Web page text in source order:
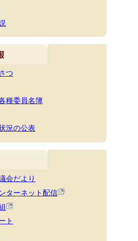
つ
種委員名簿
況の公表
会だより
ターネット配信
ト